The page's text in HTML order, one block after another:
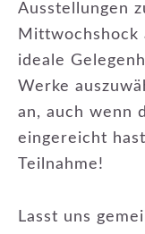
Ausstellungen
Mittwochshock
ideale
Werke
an, auch wenn
eingereicht
Teilnahme!
Lasst uns